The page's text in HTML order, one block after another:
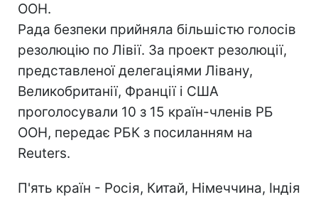
ООН.
Рада безпеки прийняла більшістю голосів
резолюцію по Лівії. За проект резолюції,
представленої делегаціями Лівану,
Великобританії, Франції і США
проголосували 10 з 15 країн-членів РБ
ООН, передає РБК з посиланням на
Reuters.
П'ять країн - Росія, Китай, Німеччина, Індія